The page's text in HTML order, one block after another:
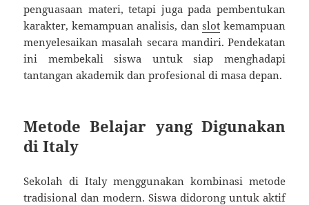
penguasaan materi, tetapi juga pada pembentukan
karakter, kemampuan analisis, danslot kemampuan
menyelesaikan masalah secara mandiri. Pendekatan
ini membekali siswa untuk siap menghadapi
tantangan akademik dan profesional di masa depan.
Metode Belajar yang Digunakan
di Italy
Sekolah di Italy menggunakan kombinasi metode
tradisional dan modern. Siswa didorong untuk aktif